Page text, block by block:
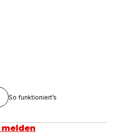
So funktioniert’s